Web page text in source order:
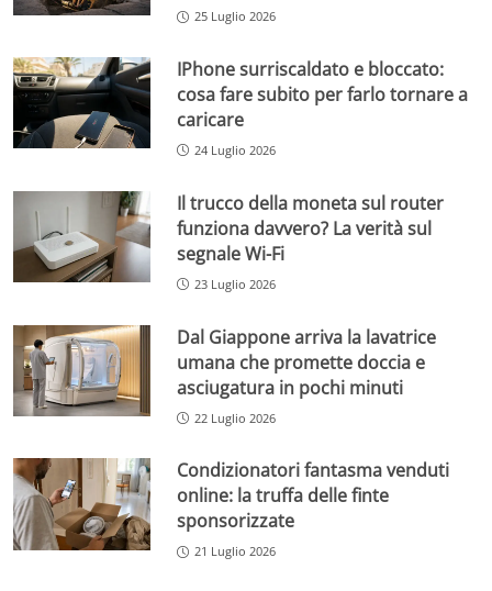
25 Luglio 2026
IPhone surriscaldato e bloccato:
cosa fare subito per farlo tornare a
caricare
24 Luglio 2026
Il trucco della moneta sul router
funziona davvero? La verità sul
segnale Wi-Fi
23 Luglio 2026
Dal Giappone arriva la lavatrice
umana che promette doccia e
asciugatura in pochi minuti
22 Luglio 2026
Condizionatori fantasma venduti
online: la truffa delle finte
sponsorizzate
21 Luglio 2026